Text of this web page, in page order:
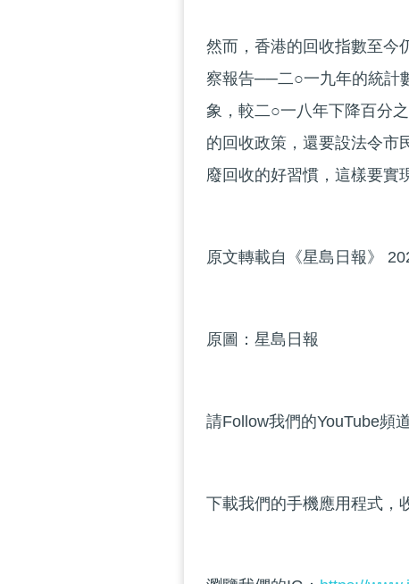
然而，香港的回收指數至今
察報告──二○一九年的統計
象，較二○一八年下降百分
的回收政策，還要設法令市
廢回收的好習慣，這樣要實
原文轉載自《星島日報》
原圖：星島日報
請Follow我們的YouTube頻道
下載我們的手機應用程式，